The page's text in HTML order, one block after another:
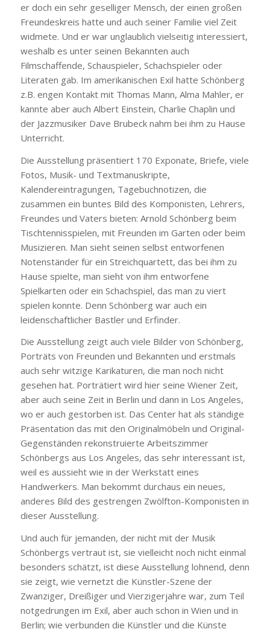
er doch ein sehr geselliger Mensch, der einen großen
Freundeskreis hatte und auch seiner Familie viel Zeit
widmete. Und er war unglaublich vielseitig interessiert,
weshalb es unter seinen Bekannten auch
Filmschaffende, Schauspieler, Schachspieler oder
Literaten gab. Im amerikanischen Exil hatte Schönberg
z.B. engen Kontakt mit Thomas Mann, Alma Mahler, er
kannte aber auch Albert Einstein, Charlie Chaplin und
der Jazzmusiker Dave Brubeck nahm bei ihm zu Hause
Unterricht.
Die Ausstellung präsentiert 170 Exponate, Briefe, viele
Fotos, Musik- und Textmanuskripte,
Kalendereintragungen, Tagebuchnotizen, die
zusammen ein buntes Bild des Komponisten, Lehrers,
Freundes und Vaters bieten: Arnold Schönberg beim
Tischtennisspielen, mit Freunden im Garten oder beim
Musizieren. Man sieht seinen selbst entworfenen
Notenständer für ein Streichquartett, das bei ihm zu
Hause spielte, man sieht von ihm entworfene
Spielkarten oder ein Schachspiel, das man zu viert
spielen konnte. Denn Schönberg war auch ein
leidenschaftlicher Bastler und Erfinder.
Die Ausstellung zeigt auch viele Bilder von Schönberg,
Porträts von Freunden und Bekannten und erstmals
auch sehr witzige Karikaturen, die man noch nicht
gesehen hat. Porträtiert wird hier seine Wiener Zeit,
aber auch seine Zeit in Berlin und dann in Los Angeles,
wo er auch gestorben ist. Das Center hat als ständige
Präsentation das mit den Originalmöbeln und Original-
Gegenständen rekonstruierte Arbeitszimmer
Schönbergs aus Los Angeles, das sehr interessant ist,
weil es aussieht wie in der Werkstatt eines
Handwerkers. Man bekommt durchaus ein neues,
anderes Bild des gestrengen Zwölfton-Komponisten in
dieser Ausstellung.
Und auch für jemanden, der nicht mit der Musik
Schönbergs vertraut ist, sie vielleicht noch nicht einmal
besonders schätzt, ist diese Ausstellung lohnend, denn
sie zeigt, wie vernetzt die Künstler-Szene der
Zwanziger, Dreißiger und Vierzigerjahre war, zum Teil
notgedrungen im Exil, aber auch schon in Wien und in
Berlin; wie verbunden die Künstler und die Künste